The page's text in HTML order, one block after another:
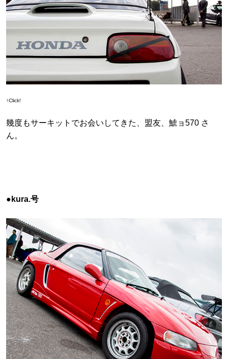
↑Click!
幾度もサーキットでお会いしてきた、盟友、鯱ョ570 さ
ん。
●kura.号